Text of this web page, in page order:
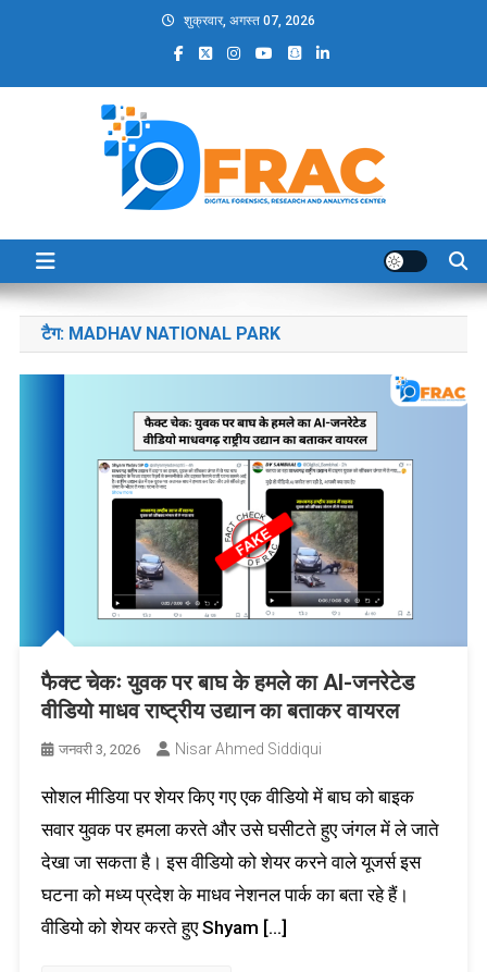
शुक्रवार, अगस्त 07, 2026
DFRAC_ORG
टैग: MADHAV NATIONAL PARK
फैक्ट चेकः युवक पर बाघ के हमले का AI-जनरेटेड
वीडियो माधव राष्ट्रीय उद्यान का बताकर वायरल
जनवरी 3, 2026 Nisar Ahmed Siddiqui
सोशल मीडिया पर शेयर किए गए एक वीडियो में बाघ को बाइक
सवार युवक पर हमला करते और उसे घसीटते हुए जंगल में ले जाते
देखा जा सकता है। इस वीडियो को शेयर करने वाले यूजर्स इस
घटना को मध्य प्रदेश के माधव नेशनल पार्क का बता रहे हैं।
वीडियो को शेयर करते हुए Shyam […]